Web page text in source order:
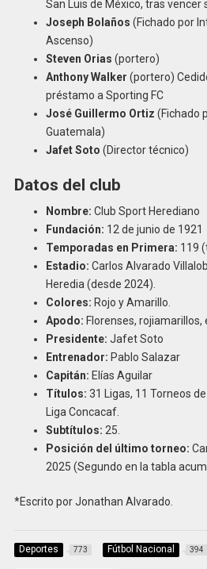
San Luis de México, tras vencer
Joseph Bolaños (Fichado por
Ascenso)
Steven Orias (portero)
Anthony Walker (portero)
préstamo a Sporting FC
José Guillermo Ortiz (Fichado
Guatemala)
Jafet Soto (Director técnico)
Datos del club
Nombre: Club Sport Herediano
Fundación: 12 de junio de 1921
Temporadas en Primera: 119
Estadio: Carlos Alvarado
Heredia (desde 2024).
Colores: Rojo y Amarillo.
Apodo: Florenses, rojiamarillos,
Presidente: Jafet Soto
Entrenador: Pablo Salazar
Capitán: Elías Aguilar
Títulos: 31 Ligas, 11 Torneos
Liga Concacaf.
Subtítulos: 25.
Posición del último torneo:
2025 (Segundo en la tabla
*Escrito por Jonathan Alvarado.
Deportes 773 Fútbol Nacional 394